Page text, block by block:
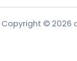
Copyright © 2026